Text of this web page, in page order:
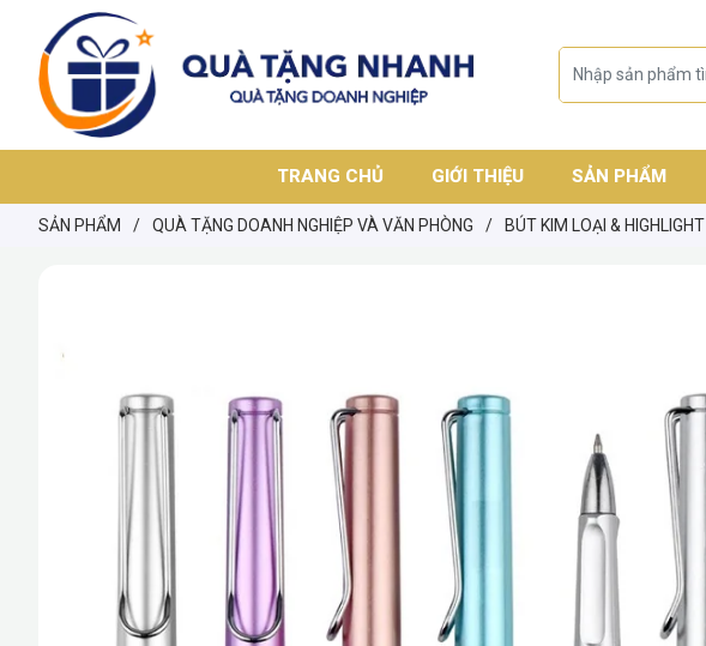
TRANG CHỦ GIỚI THIỆU SẢN PHẨM
SẢN PHẨM / QUÀ TẶNG DOANH NGHIỆP VÀ VĂN PHÒNG / BÚT KIM LOẠI & HIGHLIGHT